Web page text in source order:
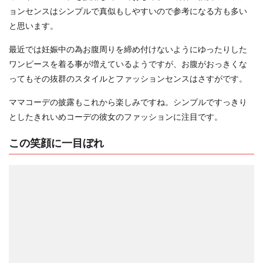
ョンセンスはシンプルで真似もしやすいので参考になる方も多い
と思います。
最近では妊娠中の為お腹周りを締め付けないようにゆったりした
ワンピースを着る事が増えているようですが、お腹がおっきくな
ってもその抜群のスタイルとファッションセンスはさすがです。
ママコーデの披露もこれから楽しみですね。シンプルですっきり
としたきれいめコーデの彼女のファッションに注目です。
この笑顔に一目ぼれ